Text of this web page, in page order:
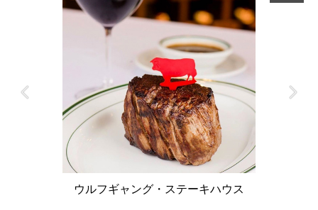
ウルフギャング・ステーキハウス